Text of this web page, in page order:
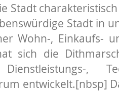
Stadt
Stadt in
Wohn-, Einkaufs-
sich die
,
entwickelt.[nbsp]